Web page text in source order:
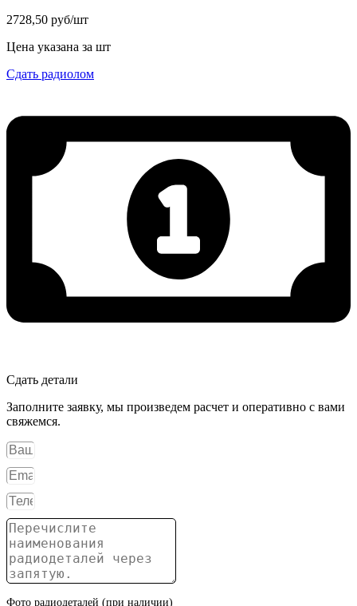
2728,50 руб/шт
Цена указана за шт
Сдать радиолом
Сдать детали
Заполните заявку, мы произведем расчет и оперативно с вами
свяжемся.
Фото радиодеталей (при наличии)